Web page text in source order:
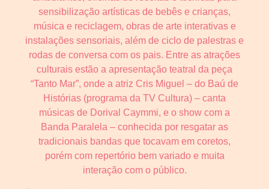
sensibilização artísticas de bebês e crianças,
música e reciclagem, obras de arte interativas e
instalações sensoriais, além de ciclo de palestras e
rodas de conversa com os pais. Entre as atrações
culturais estão a apresentação teatral da peça
“Tanto Mar”, onde a atriz Cris Miguel – do Baú de
Histórias (programa da TV Cultura) – canta
músicas de Dorival Caymmi, e o show com a
Banda Paralela – conhecida por resgatar as
tradicionais bandas que tocavam em coretos,
porém com repertório bem variado e muita
interação com o público.